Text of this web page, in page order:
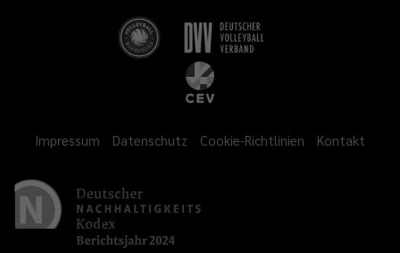
Impressum Datenschutz Cookie-Richtlinien Kontakt